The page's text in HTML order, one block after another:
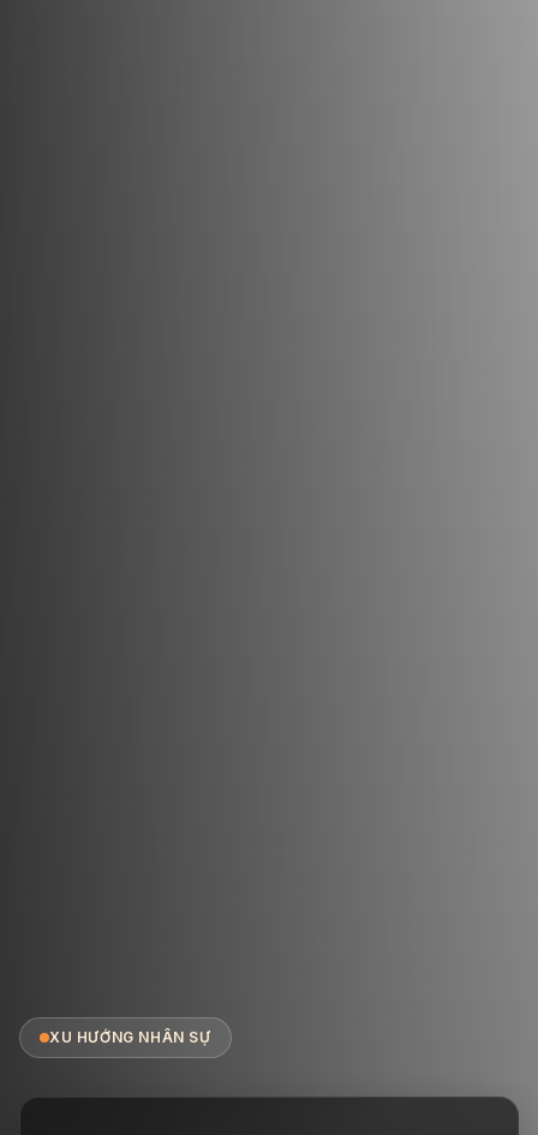
XU HƯỚNG NHÂN SỰ